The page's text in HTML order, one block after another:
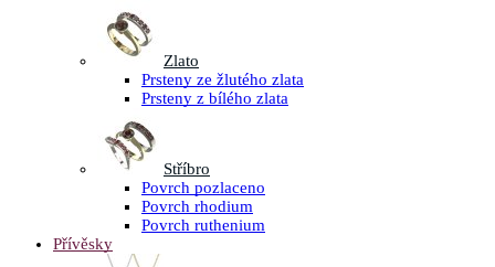
Zlato
Prsteny ze žlutého zlata
Prsteny z bílého zlata
Stříbro
Povrch pozlaceno
Povrch rhodium
Povrch ruthenium
Přívěsky